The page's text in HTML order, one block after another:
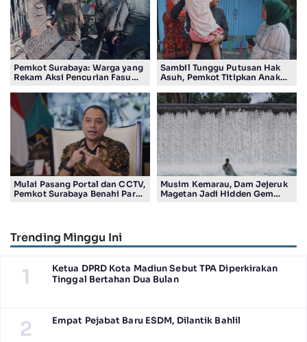
Pemkot Surabaya: Warga yang
Rekam Aksi Pencurian Fasum
Ribu
Sambil Tunggu Putusan Hak
Asuh, Pemkot Titipkan Anak
Aman Kota Surabaya
Mulai Pasang Portal dan CCTV,
Pemkot Surabaya Benahi Parkir
Musim Kemarau, Dam Jejeruk
Magetan Jadi Hidden Gem
Trending Minggu Ini
1
Ketua DPRD Kota Madiun Sebut TPA Diperkirakan
Tinggal Bertahan Dua Bulan
2 Empat Pejabat Baru ESDM, Dilantik Bahlil